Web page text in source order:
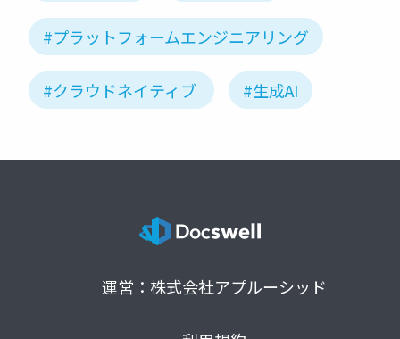
#プラットフォームエンジニアリング
#クラウドネイティブ #生成AI
運営：株式会社アプルーシッド